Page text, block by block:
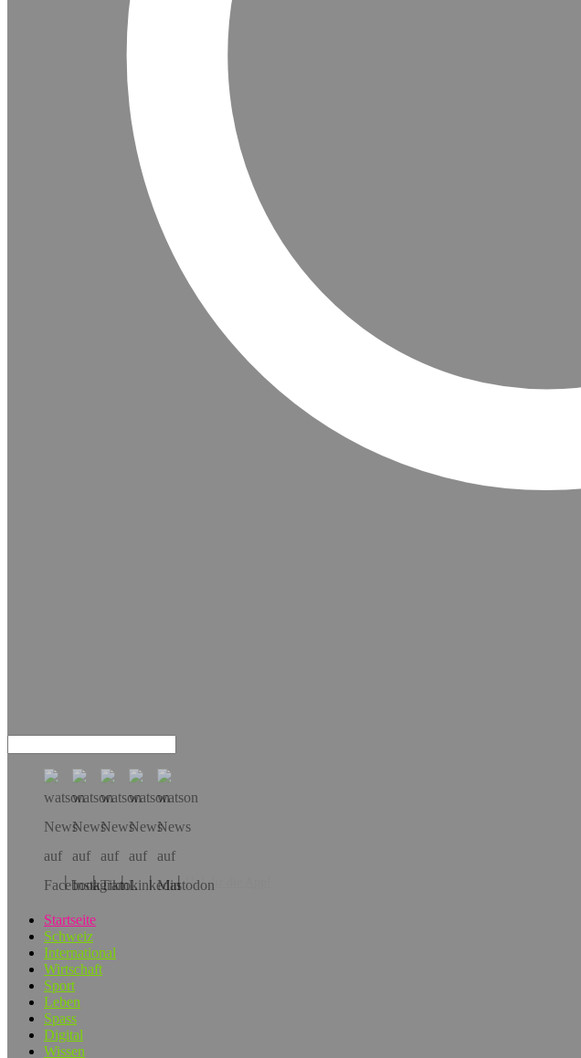
Hol dir die App!
Startseite
Schweiz
International
Wirtschaft
Sport
Leben
Spass
Digital
Wissen